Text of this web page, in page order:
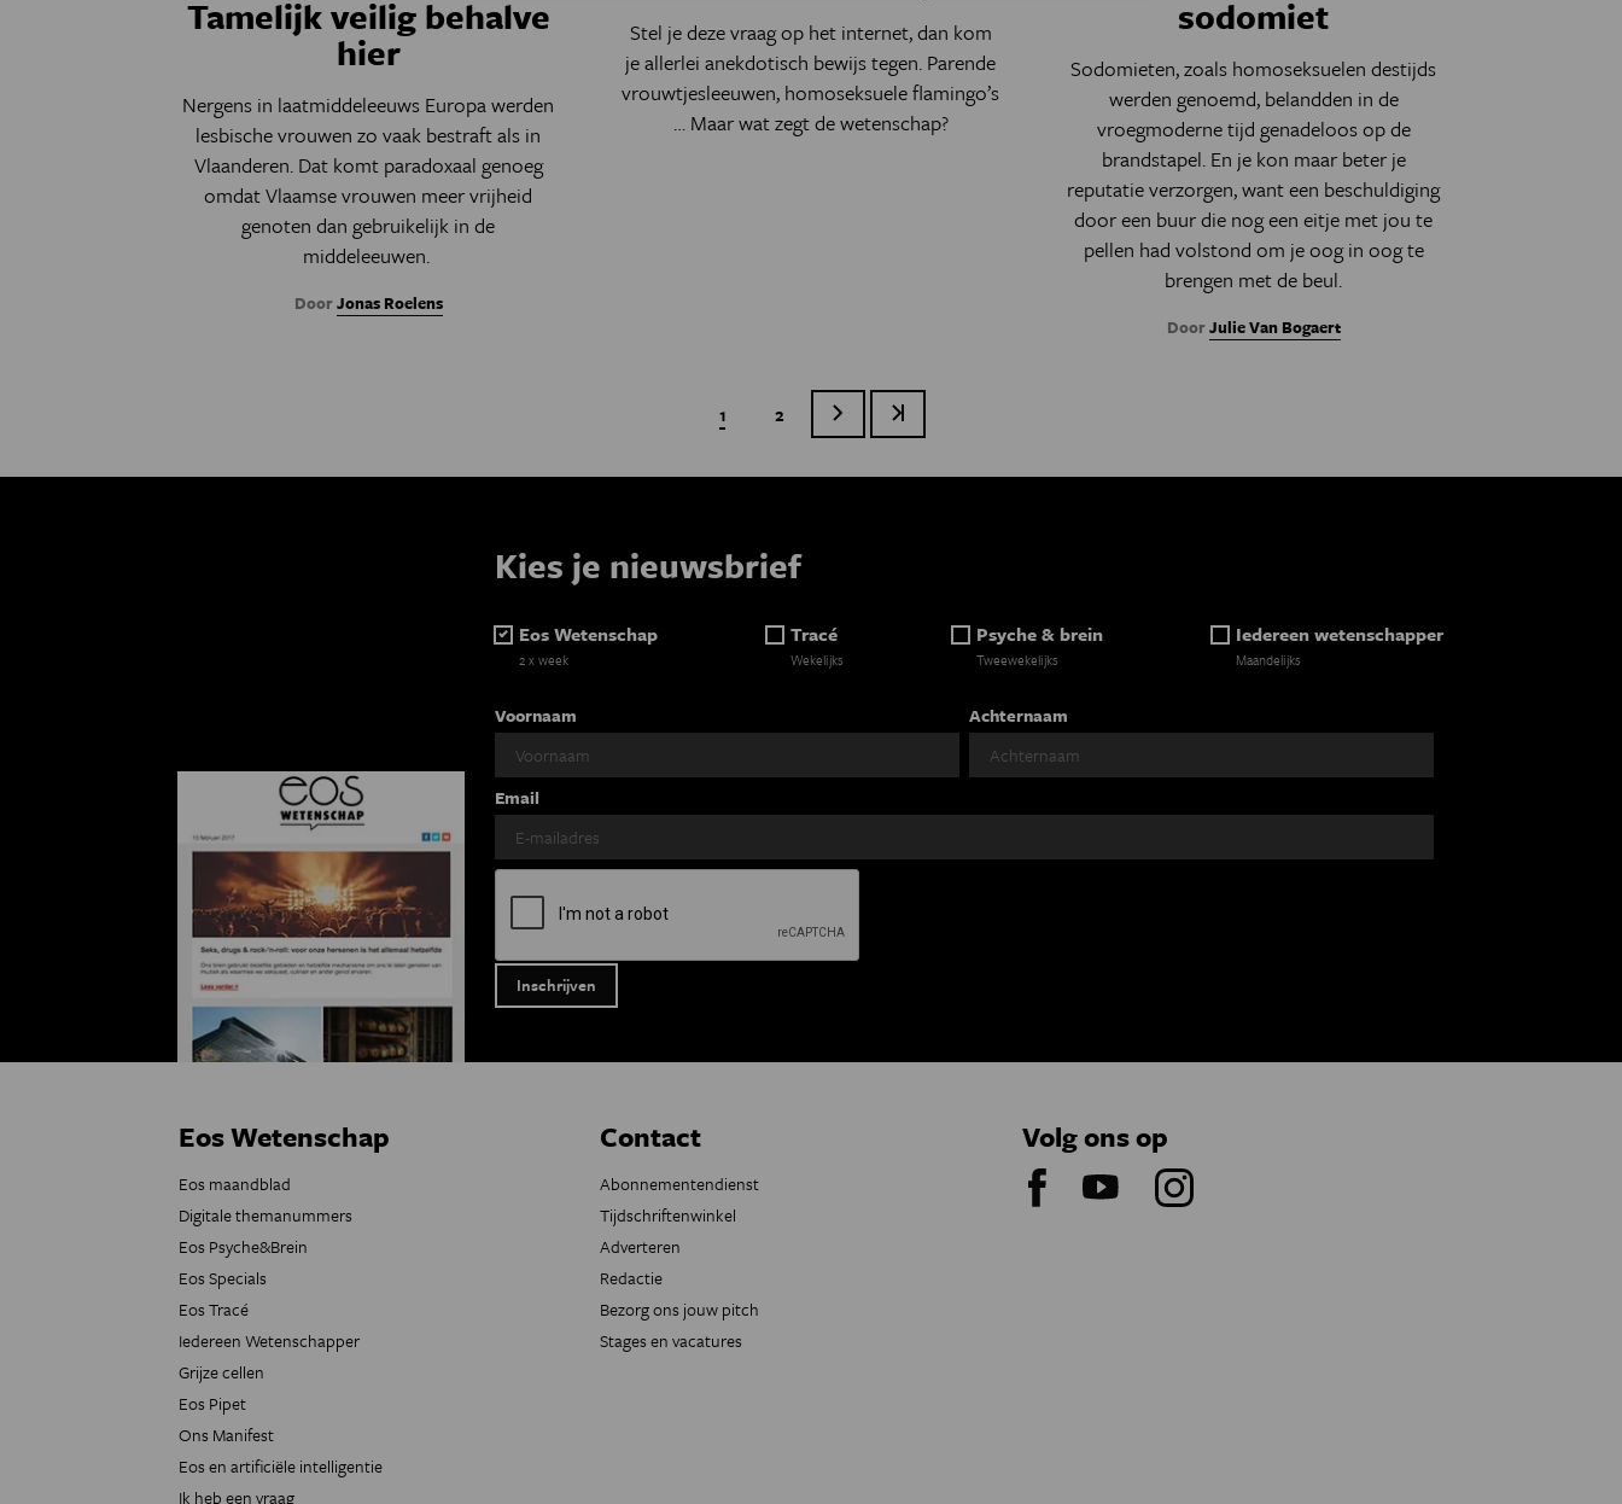
Tamelijk veilig behalve
hier
Nergens in laatmiddeleeuws Europa werden
lesbische vrouwen zo vaak bestraft als in
Vlaanderen. Dat komt paradoxaal genoeg
omdat Vlaamse vrouwen meer vrijheid
genoten dan gebruikelijk in de
middeleeuwen.
DoorJonas Roelens
Stel je deze vraag op het internet, dan kom
je allerlei anekdotisch bewijs tegen. Parende
vrouwtjesleeuwen, homoseksuele flamingo’s
… Maar wat zegt de wetenschap?
sodomiet
Sodomieten, zoals homoseksuelen destijds
werden genoemd, belandden in de
vroegmoderne tijd genadeloos op de
brandstapel. En je kon maar beter je
reputatie verzorgen, want een beschuldiging
door een buur die nog een eitje met jou te
pellen had volstond om je oog in oog te
brengen met de beul.
DoorJulie Van Bogaert
Huidige pagina
1 Page
2 Volgende pagina
Laatste pagina
Kies je nieuwsbrief
Eos Wetenschap
2 x week
Tracé
Wekelijks
Psyche & brein
Tweewekelijks
Iedereen wetenschapper
Maandelijks
Voornaam Achternaam
Email
Eos Wetenschap
Eos maandblad
Digitale themanummers
Eos Psyche&Brein
Eos Specials
Eos Tracé
Iedereen Wetenschapper
Grijze cellen
Eos Pipet
Ons Manifest
Eos en artificiële intelligentie
Ik heb een vraag
Contact
Abonnementendienst
Tijdschriftenwinkel
Adverteren
Redactie
Bezorg ons jouw pitch
Stages en vacatures
Volg ons op